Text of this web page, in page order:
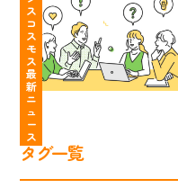
質
問
大
公
開」
の
個
性
を
活
か
し
て、
コ
ー
ル
ス
コ
ス
モ
ス
最
新
ニ
ュ
ー
ス
ス
コ
ス
モ
ス
の
コ
ン
タ
ク
ト
タグ一覧